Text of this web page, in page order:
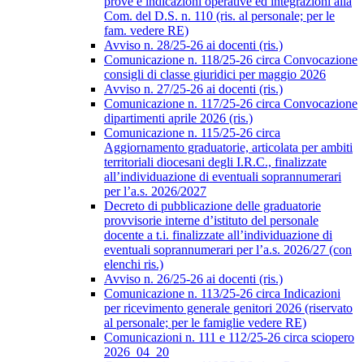
Com. del D.S. n. 110 (ris. al personale; per le
fam. vedere RE)
Avviso n. 28/25-26 ai docenti (ris.)
Comunicazione n. 118/25-26 circa Convocazione
consigli di classe giuridici per maggio 2026
Avviso n. 27/25-26 ai docenti (ris.)
Comunicazione n. 117/25-26 circa Convocazione
dipartimenti aprile 2026 (ris.)
Comunicazione n. 115/25-26 circa
Aggiornamento graduatorie, articolata per ambiti
territoriali diocesani degli I.R.C., finalizzate
all’individuazione di eventuali soprannumerari
per l’a.s. 2026/2027
Decreto di pubblicazione delle graduatorie
provvisorie interne d’istituto del personale
docente a t.i. finalizzate all’individuazione di
eventuali soprannumerari per l’a.s. 2026/27 (con
elenchi ris.)
Avviso n. 26/25-26 ai docenti (ris.)
Comunicazione n. 113/25-26 circa Indicazioni
per ricevimento generale genitori 2026 (riservato
al personale; per le famiglie vedere RE)
Comunicazioni n. 111 e 112/25-26 circa sciopero
2026_04_20